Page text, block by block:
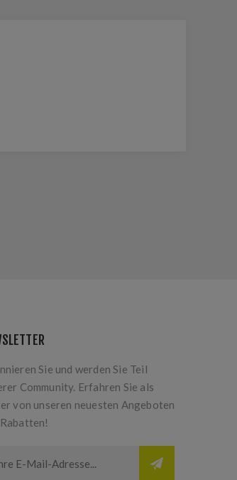
Sie und werden Sie Teil
Community. Erfahren Sie als
von unseren neuesten Angeboten